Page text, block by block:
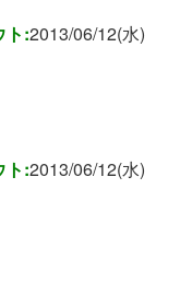
ト:2013/06/12(水)
ト:2013/06/12(水)